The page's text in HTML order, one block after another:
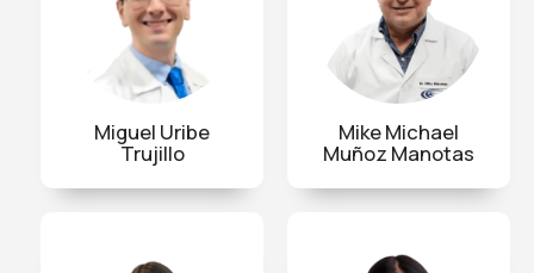
Miguel Uribe
Trujillo
Mike Michael
Muñoz Manotas